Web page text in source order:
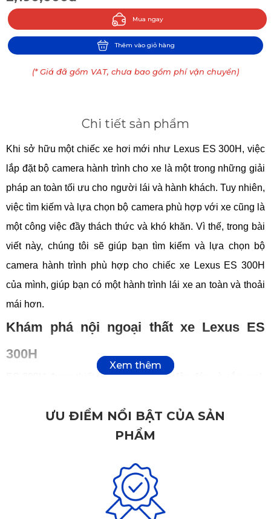
Mua ngay
Thêm vào giỏ hàng
(* Giá đã gồm VAT, chưa bao gồm phí vận chuyển)
Chi tiết sản phẩm
Khi sở hữu một chiếc xe hơi mới như Lexus ES 300H, việc
lắp đặt bộ camera hành trình cho xe là một trong những giải
pháp an toàn tối ưu cho người lái và hành khách. Tuy nhiên,
việc tìm kiếm và lựa chọn bộ camera phù hợp với xe cũng là
một công việc đầy thách thức và khó khăn. Vì thế, trong bài
viết này, chúng tôi sẽ giúp bạn tìm kiếm và lựa chọn bộ
camera hành trình phù hợp cho chiếc xe Lexus ES 300H
của mình, giúp bạn có một hành trình lái xe an toàn và thoải
mái hơn.
Khám phá nội ngoại thất xe Lexus ES
300H
ES 300H được thiết kế với kiểu dáng độc đáo và sắc cạnh
thanh nan xếp theo chiều dọc và nan chéo dạng tổ ong tạo
hình chữ L. Các đèn pha tạo hình bắt mắt cũng là một điểm
300H vẫn giữ được dáng dấp của một chiếc xe Coupe sang
trọng, nhưng bộ lazang đa chấu trên chiếc xe này không
thực sự đẹp mắt và có chút tương đồng với người anh em
ƯU ĐIỂM NỔI BẬT CỦA SẢN
PHẨM